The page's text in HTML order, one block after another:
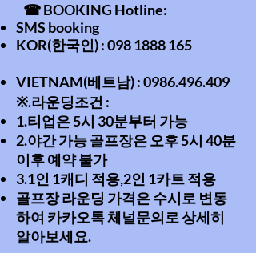
☎ BOOKING Hotline:
SMS booking
KOR(한국인) :098 1888 165
VIETNAM(베트남) :0986.496.409
※.라운딩조건 :
1.티업은 5시 30분부터 가능
2.야간 가능 골프장은 오후 5시 40분
이후 예약 불가
3.1인 1캐디 적용,2인 1카트 적용
골프장 라운딩 가격은 수시로 변동
하여 카카오톡 체널문의로 상세히
알아보세요.